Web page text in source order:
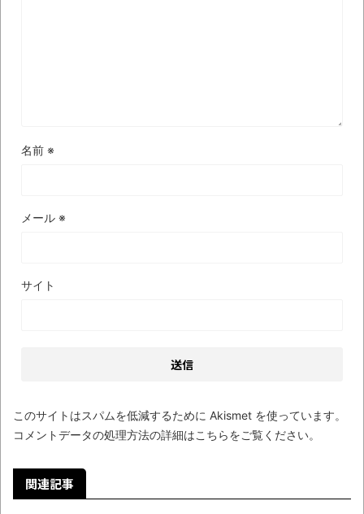
名前 ※
メール ※
サイト
このサイトはスパムを低減するために Akismet を使っています。
コメントデータの処理方法の詳細はこちらをご覧ください。
関連記事